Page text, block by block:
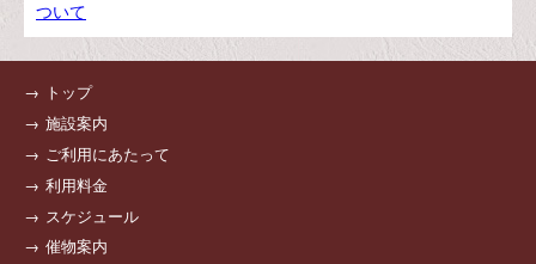
ついて
トップ
施設案内
ご利用にあたって
利用料金
スケジュール
催物案内